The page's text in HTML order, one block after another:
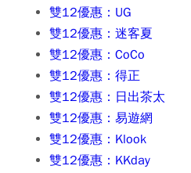
雙12優惠：UG
雙12優惠：迷客夏
雙12優惠：CoCo
雙12優惠：得正
雙12優惠：日出茶太
雙12優惠：易遊網
雙12優惠：Klook
雙12優惠：KKday